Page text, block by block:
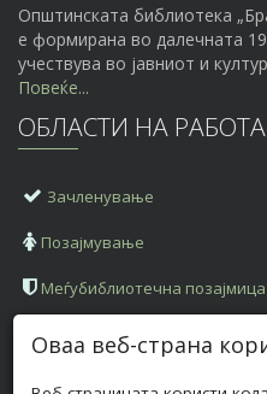
Општинската библиотека
е формирана во далечната
учествува во јавниот и
Повеќе...
ОБЛАСТИ НА РАБОТА
Зачленување
Позајмување
Меѓубиблиотечна позајмица
КОНТАКТ
Оваа веб-страна